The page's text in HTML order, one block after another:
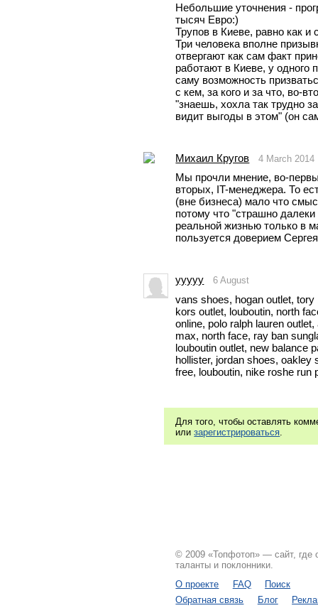
Небольшие уточнения -
тысяч Евро:)
Трупов в Киеве, равно как
Три человека вполне
отвергают как сам факт
работают в Киеве, у одного
саму возможность
с кем, за кого и за что, во-
"знаешь, хохла так трудно
видит выгоды в этом" (он
Михаил Кругов 4 March 2014
Мы прочли мнение, во-
вторых, IT-менеджера. То
(вне бизнеса) мало что
потому что "страшно
реальной жизнью только в
пользуется доверием
yyyyy 6 August
vans shoes, hogan outlet,
kors outlet, louboutin, north
online, polo ralph lauren
max, north face, ray ban
louboutin outlet, new balance
hollister, jordan shoes,
free, louboutin, nike roshe
Для того, чтобы оставлять
илизарегистрироваться.
© 2009 «Топфотоп» — сайт, где
таланты и поклонники.
О проекте
FAQ
Поиск
Обратная связь
Блог